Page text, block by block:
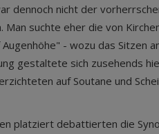
dennoch nicht der
Man suchte eher die von
- wozu das Sitzen
gestaltete sich zusehends
auf Soutane und
platziert debattierten die